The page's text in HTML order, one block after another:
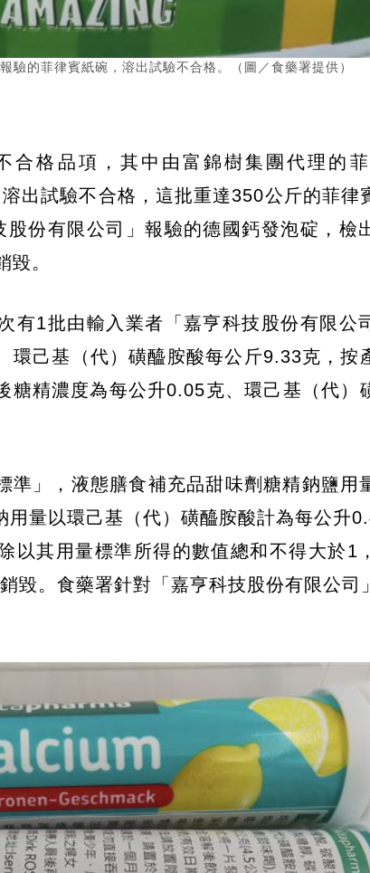
的菲律賓紙碗，溶出試驗不合格。（圖／食藥署提供）
合格品項，其中由富錦樹集團代理的
出試驗不合格，這批重達350公斤的菲律
份有限公司」報驗的德國鈣發泡碇，檢
。
有1批由輸入業者「嘉亨科技股份有限公
環己基（代）磺醯胺酸每公斤9.33克，按
糖精濃度為每公升0.05克、環己基（代）
準」，液態膳食補充品甜味劑糖精鈉鹽用
量以環己基（代）磺醯胺酸計為每公升
以其用量標準所得的數值總和不得大於1
毀。食藥署針對「嘉亨科技股份有限公司